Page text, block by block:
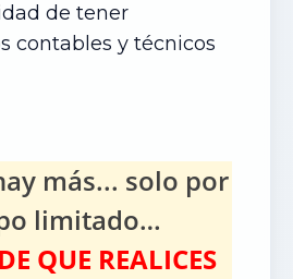
de tener
contables y técnicos
más... solo por
limitado…
QUE REALICES